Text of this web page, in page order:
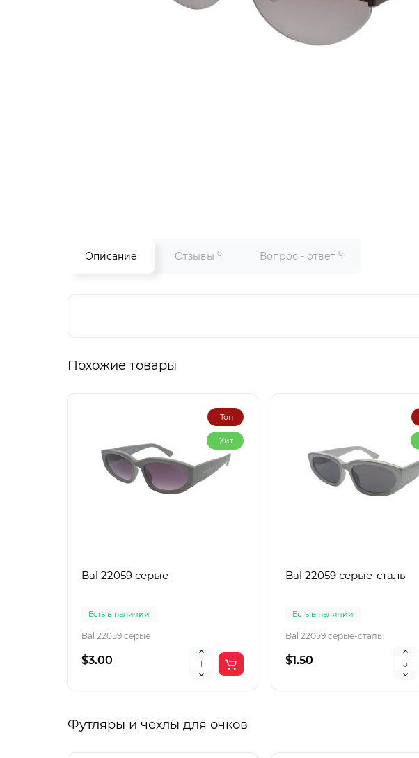
Описание Отзывы 0 Вопрос - ответ 0
Похожие товары
Топ
Хит
Bal 22059 серые
Есть в наличии
Bal 22059 серые
$3.00
Bal 22059 серые-сталь
Есть в наличии
Bal 22059 серые-сталь
$1.50
Футляры и чехлы для очков